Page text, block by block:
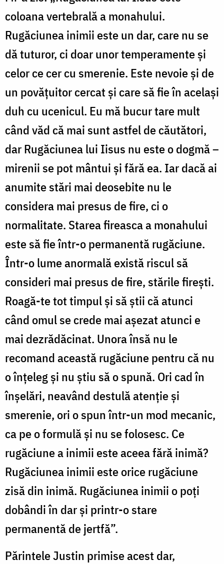
coloana vertebrală a monahului.
Rugăciunea inimii este un dar, care nu se
dă tuturor, ci doar unor temperamente și
celor ce cer cu smerenie. Este nevoie și de
un povățuitor cercat și care să fie în același
duh cu ucenicul. Eu mă bucur tare mult
când văd că mai sunt astfel de căutători,
dar Rugăciunea lui Iisus nu este o dogmă –
mirenii se pot mântui și fără ea. Iar dacă ai
anumite stări mai deosebite nu le
considera mai presus de fire, ci o
normalitate. Starea fireasca a monahului
este să fie într-o permanentă rugăciune.
Într-o lume anormală există riscul să
consideri mai presus de fire, stările firești.
Roagă-te tot timpul și să știi că atunci
când omul se crede mai așezat atunci e
mai dezrădăcinat. Unora însă nu le
recomand această rugăciune pentru că nu
o înțeleg și nu știu să o spună. Ori cad în
înșelări, neavând destulă atenție și
smerenie, ori o spun într-un mod mecanic,
ca pe o formulă și nu se folosesc. Ce
rugăciune a inimii este aceea fără inimă?
Rugăciunea inimii este orice rugăciune
zisă din inimă. Rugăciunea inimii o poți
dobândi în dar și printr-o stare
permanentă de jertfă”.
Părintele Justin primise acest dar,